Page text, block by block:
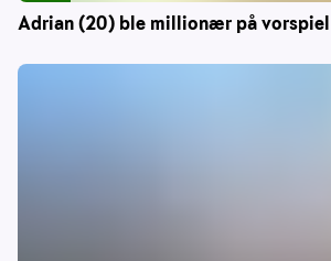
Adrian (20) ble millionær på vorspiel